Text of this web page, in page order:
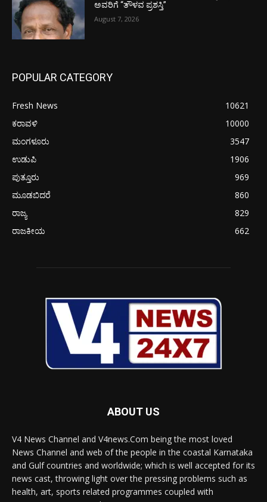
ಅವರಿಗೆ “ತೌಳವ ಪ್ರಶಸ್ತಿ”
August 7, 2026
POPULAR CATEGORY
Fresh News
10621
ಕರಾವಳಿ
10000
ಮಂಗಳೂರು
3547
ಉಡುಪಿ
1906
ಪುತ್ತೂರು
969
ಮೂಡಬಿದರೆ
860
ರಾಜ್ಯ
829
ರಾಜಕೀಯ
662
ABOUT US
V4 News Channel and V4news.Com being the most loved
News Channel and web of the people in the coastal Karnataka
and Gulf countries and worldwide; which is well accepted for its
news cast, throwing light over the pressing problems such as
health, art, sports related programmes coupled with